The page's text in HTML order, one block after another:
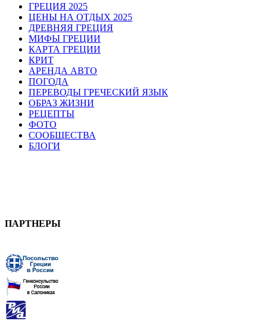
ГРЕЦИЯ 2025
ЦЕНЫ НА ОТДЫХ 2025
ДРЕВНЯЯ ГРЕЦИЯ
МИФЫ ГРЕЦИИ
КАРТА ГРЕЦИИ
КРИТ
АРЕНДА АВТО
ПОГОДА
ПЕРЕВОДЫ ГРЕЧЕСКИЙ ЯЗЫК
ОБРАЗ ЖИЗНИ
РЕЦЕПТЫ
ФОТО
СООБЩЕСТВА
БЛОГИ
ПАРТНЕРЫ